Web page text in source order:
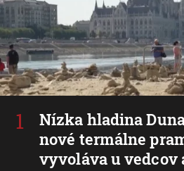
Nízka hladina
nové termálne
vyvoláva u vedcov